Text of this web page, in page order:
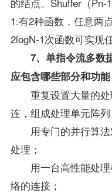
1.有2种函数，任意两
2logN-1次函数可实现
7、单指令流多数
应包含哪些部分和功能
重复设置大量的处
连，组成处理单元阵列
用专门的并行算法
处理；
用一台高性能处理
络的连接；